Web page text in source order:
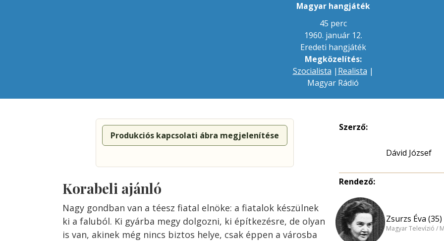
Magyar hangjáték
45 perc
1960. január 12.
Eredeti hangjáték
Megközelítés:
Szocialista | Realista |
Magyar Rádió
Produkciós kapcsolati ábra megjelenítése
Korabeli ajánló
Nagy gondban van a téesz fiatal elnöke: a fiatalok készülnek
ki a faluból. Ki gyárba megy dolgozni, ki építkezésre, de olyan
is van, akinek még nincs biztos helye, csak éppen a városba
Szerző:
Dávid József
Rendező:
Zsurzs Éva (35)
Magyar Televízió /